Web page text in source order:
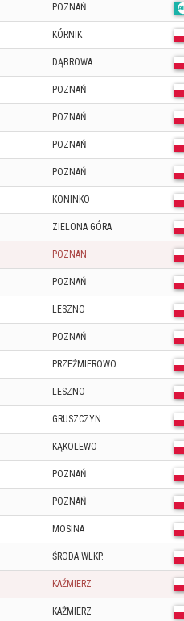
POZNAŃ
KÓRNIK
DĄBROWA
POZNAŃ
POZNAŃ
POZNAŃ
POZNAŃ
KONINKO
ZIELONA GÓRA
POZNAN
POZNAŃ
LESZNO
POZNAŃ
PRZEŹMIEROWO
LESZNO
GRUSZCZYN
KĄKOLEWO
POZNAŃ
POZNAŃ
MOSINA
ŚRODA WLKP.
KAŹMIERZ
KAŹMIERZ